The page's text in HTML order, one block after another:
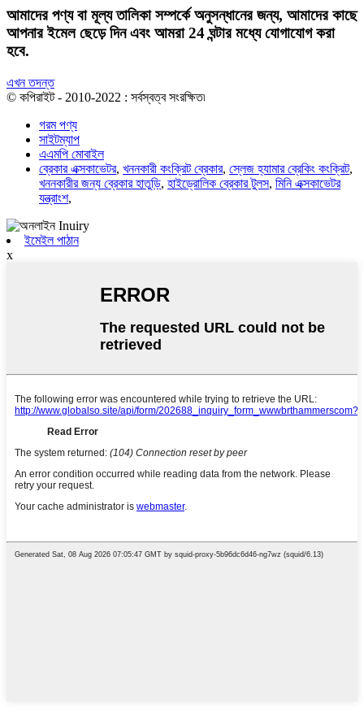
আমাদের পণ্য বা মূল্য তালিকা সম্পর্কে অনুসন্ধানের জন্য, আমাদের কাছে
আপনার ইমেল ছেড়ে দিন এবং আমরা 24 ঘন্টার মধ্যে যোগাযোগ করা
হবে.
এখন তদন্ত
© কপিরাইট - 2010-2022 : সর্বস্বত্ব সংরক্ষিত৷
গরম পণ্য
সাইটম্যাপ
এএমপি মোবাইল
ব্রেকার এক্সকাভেটর, খননকারী কংক্রিট ব্রেকার, স্লেজ হ্যামার ব্রেকিং কংক্রিট,
খননকারীর জন্য ব্রেকার হাতুড়ি, হাইড্রোলিক ব্রেকার টুলস, মিনি এক্সকাভেটর
যন্ত্রাংশ,
ইমেইল পাঠান
x